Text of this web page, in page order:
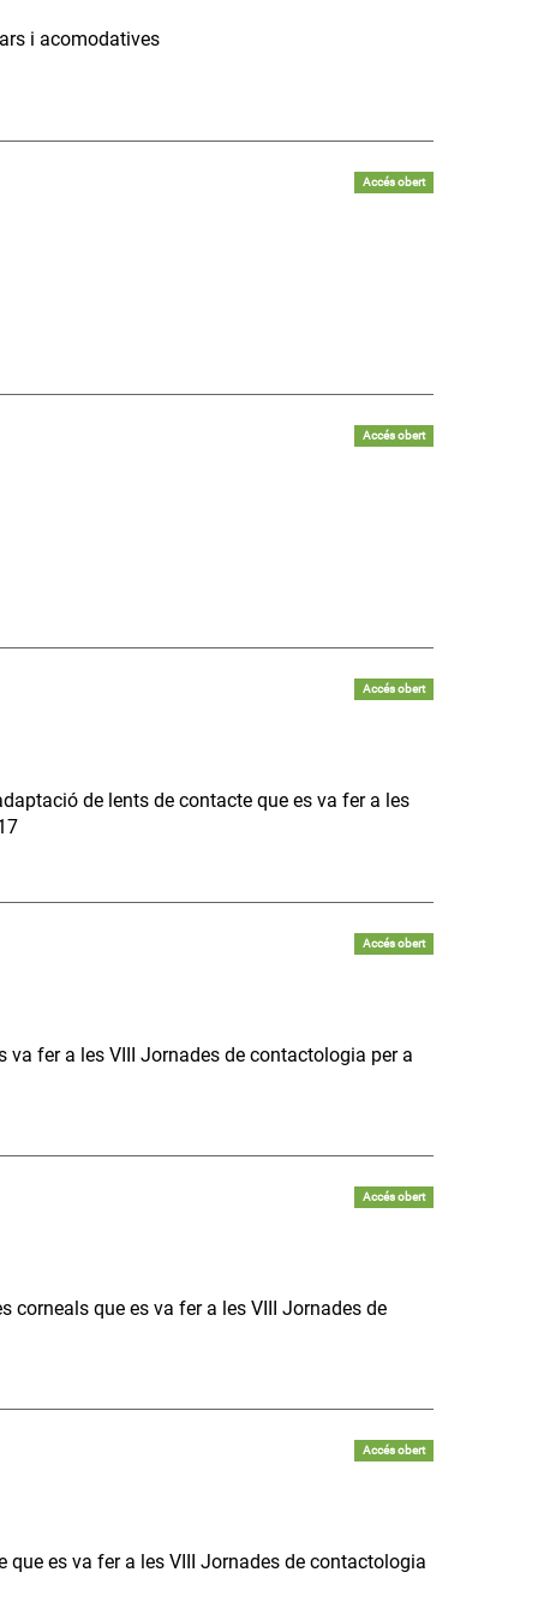
i acomodatives
Accés obert
Accés obert
Accés obert
de lents de contacte que es va fer a les
Accés obert
fer a les VIII Jornades de contactologia per a
Accés obert
corneals que es va fer a les VIII Jornades de
Accés obert
es va fer a les VIII Jornades de contactologia